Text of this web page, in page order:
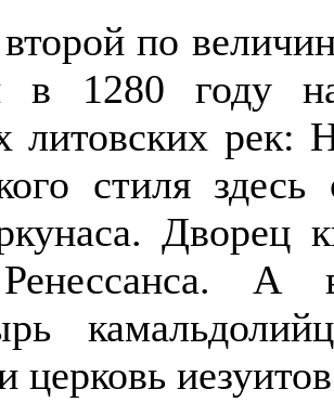
по
в 1280 году
литовских рек:
стиля
Дворец
А
церковь